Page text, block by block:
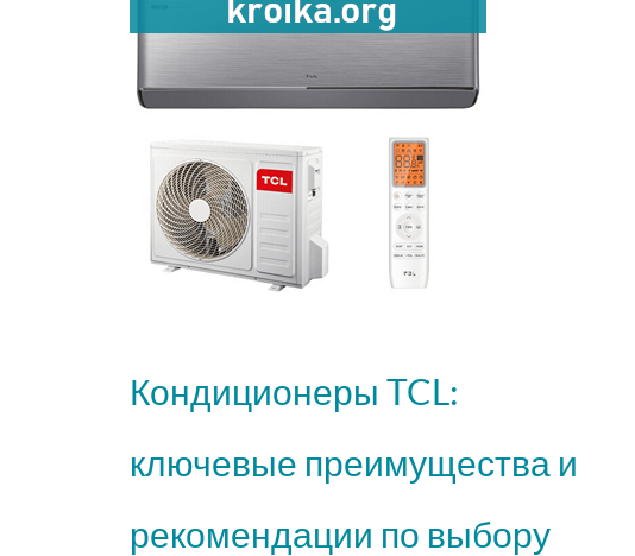
Кондиционеры TCL:
ключевые преимущества и
рекомендации по выбору